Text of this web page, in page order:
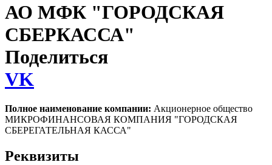
АО МФК "ГОРОДСКАЯ
СБЕРКАССА"
Поделиться
VK
Полное наименование компании: Акционерное общество
МИКРОФИНАНСОВАЯ КОМПАНИЯ "ГОРОДСКАЯ
СБЕРЕГАТЕЛЬНАЯ КАССА"
Реквизиты